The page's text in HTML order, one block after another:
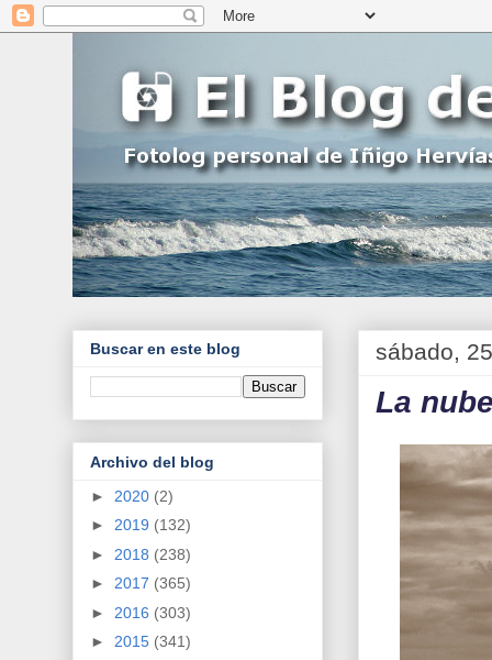
sábado,
La
Buscar en este blog
Archivo del blog
► 2020 (2)
► 2019 (132)
► 2018 (238)
► 2017 (365)
► 2016 (303)
► 2015 (341)